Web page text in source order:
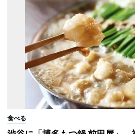
食べる